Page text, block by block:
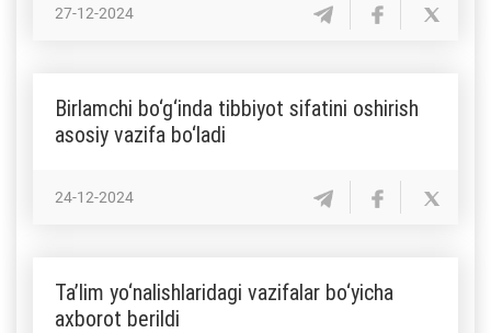
27-12-2024
Birlamchi bo‘g‘inda tibbiyot sifatini oshirish
asosiy vazifa bo‘ladi
24-12-2024
Ta’lim yo‘nalishlaridagi vazifalar bo‘yicha
axborot berildi